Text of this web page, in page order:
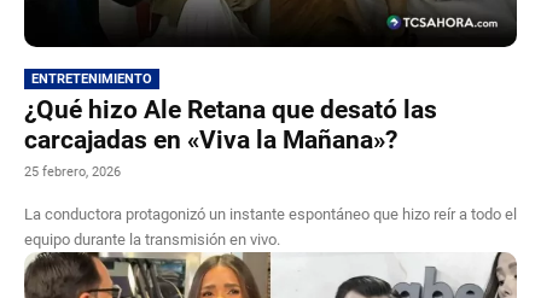
ENTRETENIMIENTO
¿Qué hizo Ale Retana que desató las
carcajadas en «Viva la Mañana»?
25 febrero, 2026
La conductora protagonizó un instante espontáneo que hizo reír a todo el
equipo durante la transmisión en vivo.